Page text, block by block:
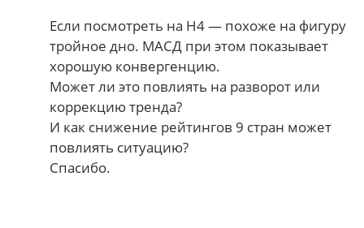
Если посмотреть на Н4 — похоже на фигуру
тройное дно. МАСД при этом показывает
хорошую конвергенцию.
Может ли это повлиять на разворот или
коррекцию тренда?
И как снижение рейтингов 9 стран может
повлиять ситуацию?
Спасибо.